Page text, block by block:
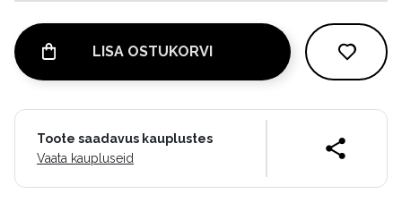
LISA OSTUKORVI
Toote saadavus kauplustes
Vaata kaupluseid